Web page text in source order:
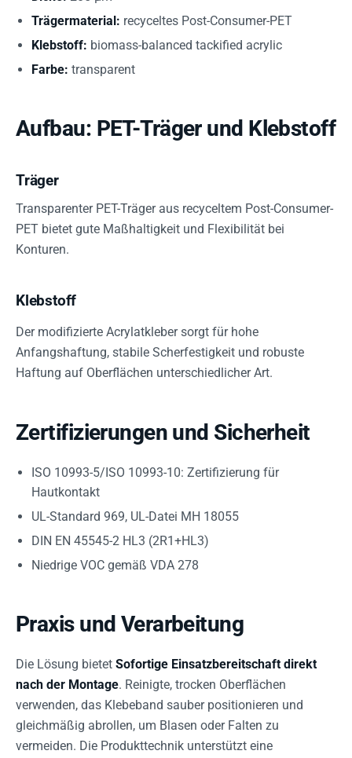
Trägermaterial: recyceltes Post-Consumer-PET
Klebstoff: biomass-balanced tackified acrylic
Farbe: transparent
Aufbau: PET-Träger und Klebstoff
Träger
Transparenter PET-Träger aus recyceltem Post-Consumer-
PET bietet gute Maßhaltigkeit und Flexibilität bei
Konturen.
Klebstoff
Der modifizierte Acrylatkleber sorgt für hohe
Anfangshaftung, stabile Scherfestigkeit und robuste
Haftung auf Oberflächen unterschiedlicher Art.
Zertifizierungen und Sicherheit
ISO 10993-5/ISO 10993-10: Zertifizierung für
Hautkontakt
UL-Standard 969, UL-Datei MH 18055
DIN EN 45545-2 HL3 (2R1+HL3)
Niedrige VOC gemäß VDA 278
Praxis und Verarbeitung
Die Lösung bietet Sofortige Einsatzbereitschaft direkt
nach der Montage. Reinigte, trocken Oberflächen
verwenden, das Klebeband sauber positionieren und
gleichmäßig abrollen, um Blasen oder Falten zu
vermeiden. Die Produkttechnik unterstützt eine